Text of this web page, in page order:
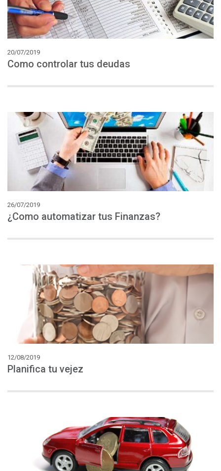
20/07/2019
Como controlar tus deudas
26/07/2019
¿Como automatizar tus Finanzas?
12/08/2019
Planifica tu vejez